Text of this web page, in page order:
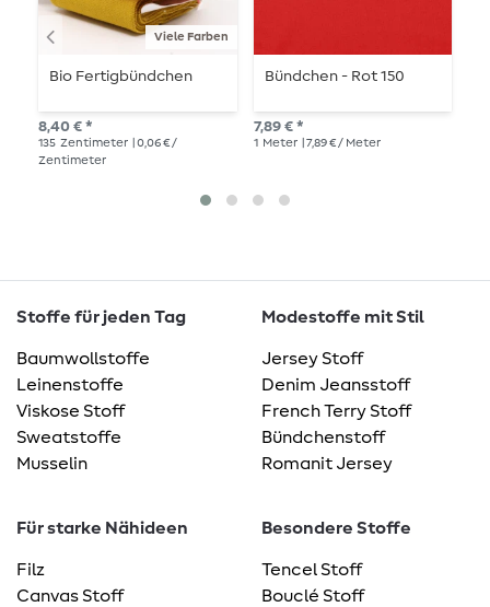
Viele Farben
Bio Fertigbündchen
8,40 € *
135 Zentimeter
| 0,06 € /
Zentimeter
Bündchen - Rot 150
7,89 € *
1 Meter | 7,89 € / Meter
Stoffe für jeden Tag
Baumwollstoffe
Leinenstoffe
Viskose Stoff
Sweatstoffe
Musselin
Modestoffe mit Stil
Jersey Stoff
Denim Jeansstoff
French Terry Stoff
Bündchenstoff
Romanit Jersey
Für starke Nähideen
Filz
Canvas Stoff
Besondere Stoffe
Tencel Stoff
Bouclé Stoff